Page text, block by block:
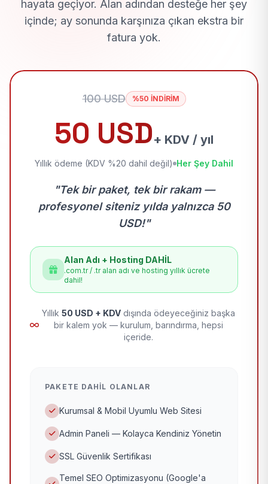
hayata geçiyor. Alan adından desteğe her şey
içinde; ay sonunda karşınıza çıkan ekstra bir
fatura yok.
100 USD %50 İNDİRİM
50 USD+ KDV / yıl
Yıllık ödeme (KDV %20 dahil değil) Her Şey Dahil
"Tek bir paket, tek bir rakam —
profesyonel siteniz yılda yalnızca 50
USD!"
Alan Adı + Hosting DAHİL
.com.tr / .tr alan adı ve hosting yıllık ücrete
dahil!
Yıllık 50 USD + KDV dışında ödeyeceğiniz başka
bir kalem yok — kurulum, barındırma, hepsi
içeride.
PAKETE DAHIL OLANLAR
Kurumsal & Mobil Uyumlu Web Sitesi
Admin Paneli — Kolayca Kendiniz Yönetin
SSL Güvenlik Sertifikası
Temel SEO Optimizasyonu (Google'a